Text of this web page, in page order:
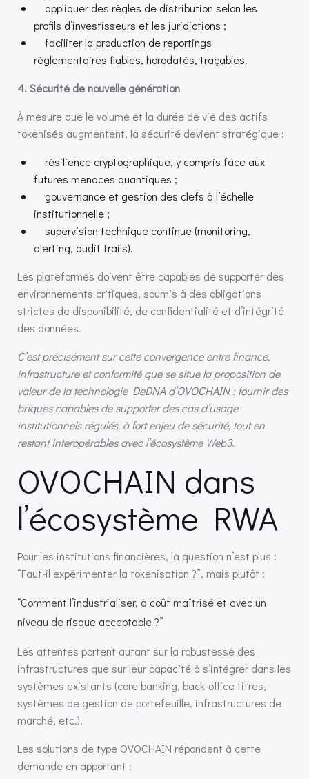
appliquer des règles de distribution selon les
profils d’investisseurs et les juridictions ;
faciliter la production de reportings
réglementaires fiables, horodatés, traçables.
4. Sécurité de nouvelle génération
À mesure que le volume et la durée de vie des actifs
tokenisés augmentent, la sécurité devient stratégique :
résilience cryptographique, y compris face aux
futures menaces quantiques ;
gouvernance et gestion des clefs à l’échelle
institutionnelle ;
supervision technique continue (monitoring,
alerting, audit trails).
Les plateformes doivent être capables de supporter des
environnements critiques, soumis à des obligations
strictes de disponibilité, de confidentialité et d’intégrité
des données.
C’est précisément sur cette convergence entre finance,
infrastructure et conformité que se situe la proposition de
valeur de la technologie DeDNA d’OVOCHAIN : fournir des
briques capables de supporter des cas d’usage
institutionnels régulés, à fort enjeu de sécurité, tout en
restant interopérables avec l’écosystème Web3.
OVOCHAIN dans
l’écosystème RWA
Pour les institutions financières, la question n’est plus :
“Faut-il expérimenter la tokenisation ?”, mais plutôt :
“Comment l’industrialiser, à coût maîtrisé et avec un
niveau de risque acceptable ?”
Les attentes portent autant sur la robustesse des
infrastructures que sur leur capacité à s’intégrer dans les
systèmes existants (core banking, back-office titres,
systèmes de gestion de portefeuille, infrastructures de
marché, etc.).
Les solutions de type OVOCHAIN répondent à cette
demande en apportant :